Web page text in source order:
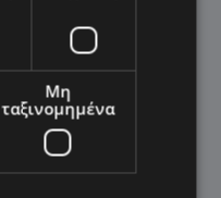
Μη
ταξινομημένα